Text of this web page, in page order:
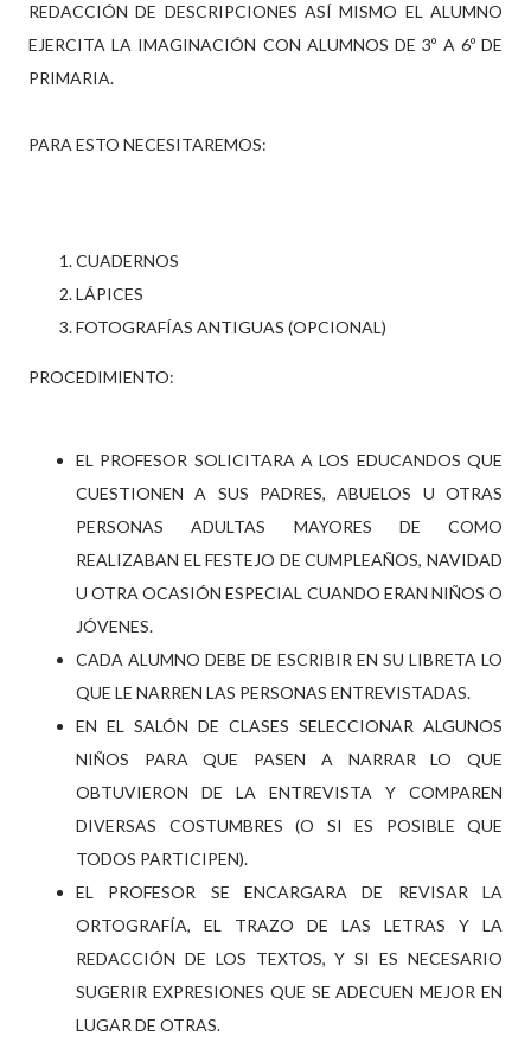
REDACCIÓN DE DESCRIPCIONES ASÍ MISMO EL ALUMNO
EJERCITA LA IMAGINACIÓN CON ALUMNOS DE 3º A 6º DE
PRIMARIA.
PARA ESTO NECESITAREMOS:
CUADERNOS
LÁPICES
FOTOGRAFÍAS ANTIGUAS (OPCIONAL)
PROCEDIMIENTO:
EL PROFESOR SOLICITARA A LOS EDUCANDOS QUE
CUESTIONEN A SUS PADRES, ABUELOS U OTRAS
PERSONAS ADULTAS MAYORES DE COMO
REALIZABAN EL FESTEJO DE CUMPLEAÑOS, NAVIDAD
U OTRA OCASIÓN ESPECIAL CUANDO ERAN NIÑOS O
JÓVENES.
CADA ALUMNO DEBE DE ESCRIBIR EN SU LIBRETA LO
QUE LE NARREN LAS PERSONAS ENTREVISTADAS.
EN EL SALÓN DE CLASES SELECCIONAR ALGUNOS
NIÑOS PARA QUE PASEN A NARRAR LO QUE
OBTUVIERON DE LA ENTREVISTA Y COMPAREN
DIVERSAS COSTUMBRES (O SI ES POSIBLE QUE
TODOS PARTICIPEN).
EL PROFESOR SE ENCARGARA DE REVISAR LA
ORTOGRAFÍA, EL TRAZO DE LAS LETRAS Y LA
REDACCIÓN DE LOS TEXTOS, Y SI ES NECESARIO
SUGERIR EXPRESIONES QUE SE ADECUEN MEJOR EN
LUGAR DE OTRAS.